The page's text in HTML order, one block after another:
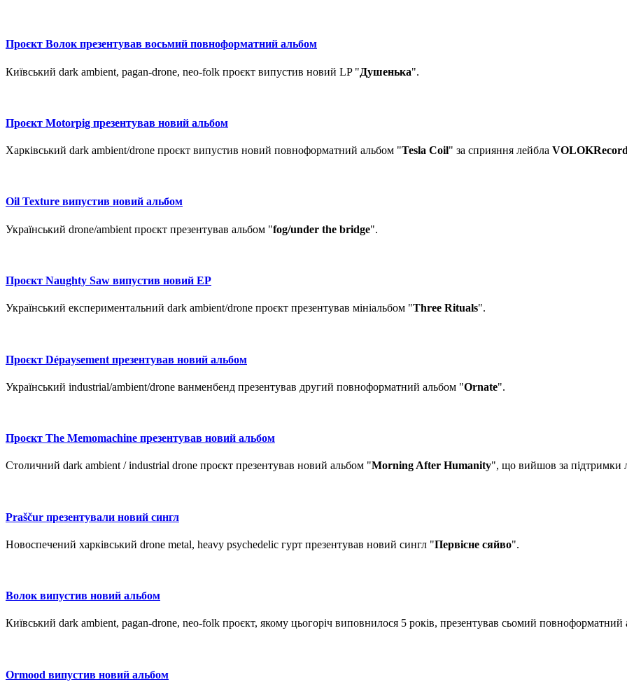
Проєкт Волок презентував восьмий повноформатний альбом
Київський dark ambient, pagan-drone, neo-folk проєкт випустив новий LP "Душенька".
Проєкт Motorpig презентував новий альбом
Харківський dark ambient/drone проєкт випустив новий повноформатний альбом "Tesla Coil" за сприяння лейбла
Oil Texture випустив новий альбом
Український drone/ambient проєкт презентував альбом "fog​/​under the bridge".
Проєкт Naughty Saw випустив новий ЕР
Український експериментальний dark ambient/drone проєкт презентував мініальбом "Three Rituals".
Проєкт Dépaysement презентував новий альбом
Український industrial/ambient/drone ванменбенд презентував другий повноформатний альбом "Ornate".
Проєкт The Memomachine презентував новий альбом
Столичний dark ambient / industrial drone проєкт презентував новий альбом "Morning After Humanity", що вийшов за підтримки
Praščur презентували новий сингл
Новоспечений харківський drone metal, heavy psychedelic гурт презентував новий сингл "Первісне сяйво".
Волок випустив новий альбом
Київський dark ambient, pagan-drone, neo-folk проєкт, якому цьогоріч виповнилося 5 років, презентував сьомий
Ormood випустив новий альбом